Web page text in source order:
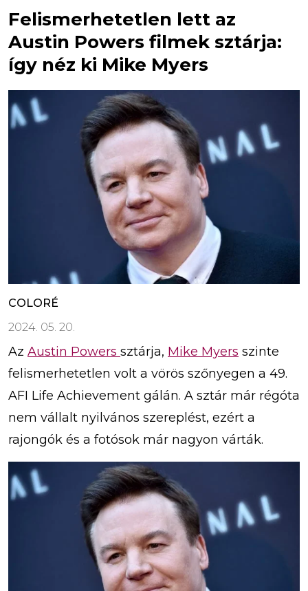
Felismerhetetlen lett az
Austin Powers filmek sztárja:
így néz ki Mike Myers
COLORÉ
2024. 05. 20.
Az Austin Powers sztárja, Mike Myers szinte
felismerhetetlen volt a vörös szőnyegen a 49.
AFI Life Achievement gálán. A sztár már régóta
nem vállalt nyilvános szereplést, ezért a
rajongók és a fotósok már nagyon várták.